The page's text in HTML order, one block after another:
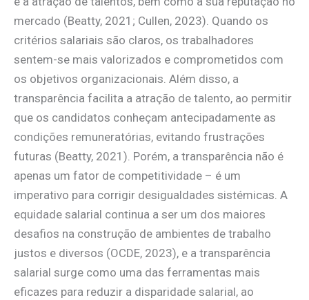
mercado (Beatty, 2021; Cullen, 2023). Quando os
critérios salariais são claros, os trabalhadores
sentem-se mais valorizados e comprometidos com
os objetivos organizacionais. Além disso, a
transparência facilita a atração de talento, ao permitir
que os candidatos conheçam antecipadamente as
condições remuneratórias, evitando frustrações
futuras (Beatty, 2021). Porém, a transparência não é
apenas um fator de competitividade – é um
imperativo para corrigir desigualdades sistémicas. A
equidade salarial continua a ser um dos maiores
desafios na construção de ambientes de trabalho
justos e diversos (OCDE, 2023), e a transparência
salarial surge como uma das ferramentas mais
eficazes para reduzir a disparidade salarial, ao